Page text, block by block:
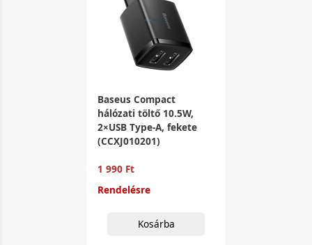
Baseus Compact
hálózati töltő 10.5W,
2×USB Type-A, fekete
(CCXJ010201)
1 990 Ft
Rendelésre
Kosárba